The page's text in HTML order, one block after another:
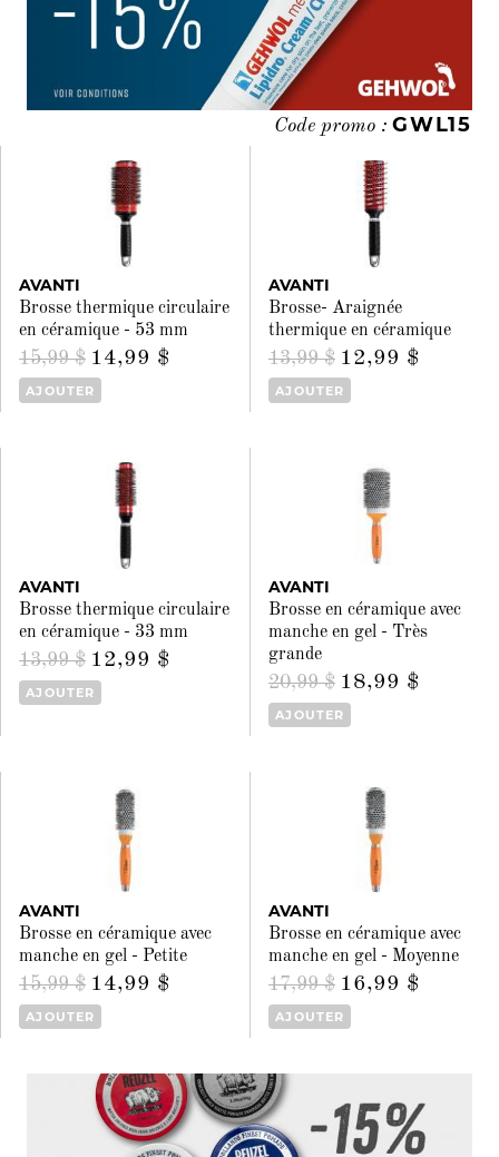
AVANTI
Brosse thermique circulaire
en céramique - 53 mm
15,99 $ 14,99 $
AJOUTER
AVANTI
Brosse- Araignée
thermique en céramique
13,99 $ 12,99 $
AJOUTER
AVANTI
Brosse thermique circulaire
en céramique - 33 mm
13,99 $ 12,99 $
AJOUTER
AVANTI
Brosse en céramique avec
manche en gel - Très
grande
20,99 $ 18,99 $
AJOUTER
AVANTI
Brosse en céramique avec
manche en gel - Petite
15,99 $ 14,99 $
AJOUTER
AVANTI
Brosse en céramique avec
manche en gel - Moyenne
17,99 $ 16,99 $
AJOUTER
Code promo : GWL15